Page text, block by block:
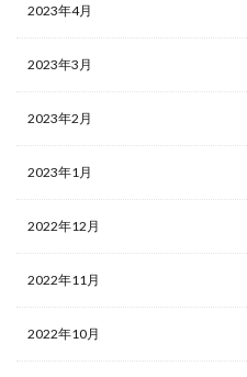
2023年4月
2023年3月
2023年2月
2023年1月
2022年12月
2022年11月
2022年10月